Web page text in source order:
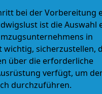
bei der Vorbereitung
ist die Auswahl
in
wichtig, sicherzustellen,
über die erforderliche
verfügt, um
durchzuführen.